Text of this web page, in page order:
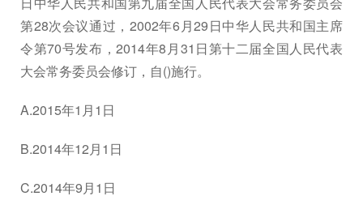
第28次会议通过，2002年6月29日中华人民共和国主席
令第70号发布，2014年8月31日第十二届全国人民代表
大会常务委员会修订，自()施行。
A.2015年1月1日
B.2014年12月1日
C.2014年9月1日